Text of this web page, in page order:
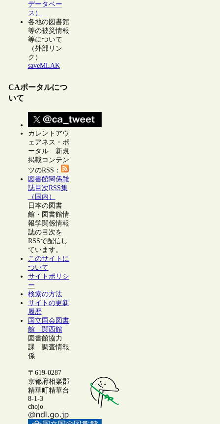
データベー
ス）
各地の図書館
等の被災情報
等について
（外部リン
ク）
saveMLAK
CAポータルにつ
いて
カレントアウ
ェアネス・ポ
ータル 新規
掲載コンテン
ツのRSS：
図書館関係雑
誌目次RSS集
（国内）
日本の図書
館・図書館情
報学関係情報
誌の目次を
RSSで配信し
ています。
このサイトに
ついて
サイトポリシ
ー
検索の方法
サイトの更新
履歴
国立国会図書
館 関西館
図書館協力
課 調査情報
係
〒619-0287
京都府相楽郡
精華町精華台
8-1-3
chojo